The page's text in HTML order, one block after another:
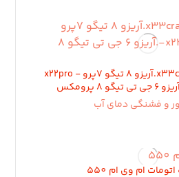
فشنگی آبx33crassmt.آریزو ٨ تیگو ٧پرو x22pro -
و فشنگی دمای آب
ام وی ام 550